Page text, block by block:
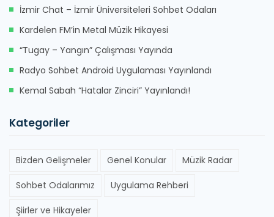
İzmir Chat – İzmir Üniversiteleri Sohbet Odaları
Kardelen FM’in Metal Müzik Hikayesi
“Tugay – Yangın” Çalışması Yayında
Radyo Sohbet Android Uygulaması Yayınlandı
Kemal Sabah “Hatalar Zinciri” Yayınlandı!
Kategoriler
Bizden Gelişmeler Genel Konular Müzik Radar
Sohbet Odalarımız Uygulama Rehberi
Şiirler ve Hikayeler